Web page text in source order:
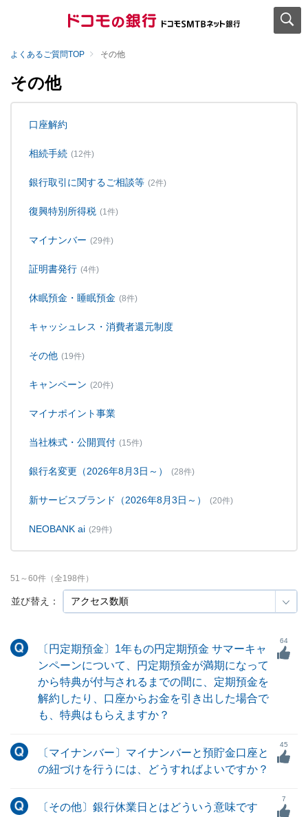
よくあるご質問TOP その他
その他
口座解約
相続手続 (12件)
銀行取引に関するご相談等 (2件)
復興特別所得税 (1件)
マイナンバー (29件)
証明書発行 (4件)
休眠預金・睡眠預金 (8件)
キャッシュレス・消費者還元制度
その他 (19件)
キャンペーン (20件)
マイナポイント事業
当社株式・公開買付 (15件)
銀行名変更（2026年8月3日～） (28件)
新サービスブランド（2026年8月3日～） (20件)
NEOBANK ai (29件)
並び替え：
51 ～60件（全198件）
〔円定期預金〕1年もの円定期預金 サマーキャ
ンペーンについて、円定期預金が満期になって
から特典が付与されるまでの間に、定期預金を
解約したり、口座からお金を引き出した場合で
も、特典はもらえますか？
64
〔マイナンバー〕マイナンバーと預貯金口座と
の紐づけを行うには、どうすればよいですか？
45
〔その他〕銀行休業日とはどういう意味です
7